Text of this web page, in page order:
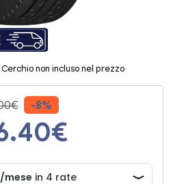
non incluso nel prezzo
-8%
€